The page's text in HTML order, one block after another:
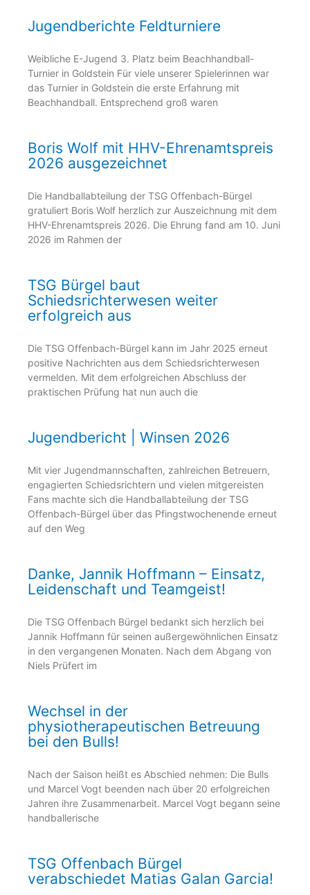
Jugendberichte Feldturniere
Weibliche E-Jugend 3. Platz beim Beachhandball-
Turnier in Goldstein Für viele unserer Spielerinnen war
das Turnier in Goldstein die erste Erfahrung mit
Beachhandball. Entsprechend groß waren
Boris Wolf mit HHV-Ehrenamtspreis
2026 ausgezeichnet
Die Handballabteilung der TSG Offenbach-Bürgel
gratuliert Boris Wolf herzlich zur Auszeichnung mit dem
HHV-Ehrenamtspreis 2026. Die Ehrung fand am 10. Juni
2026 im Rahmen der
TSG Bürgel baut
Schiedsrichterwesen weiter
erfolgreich aus
Die TSG Offenbach-Bürgel kann im Jahr 2025 erneut
positive Nachrichten aus dem Schiedsrichterwesen
vermelden. Mit dem erfolgreichen Abschluss der
praktischen Prüfung hat nun auch die
Jugendbericht | Winsen 2026
Mit vier Jugendmannschaften, zahlreichen Betreuern,
engagierten Schiedsrichtern und vielen mitgereisten
Fans machte sich die Handballabteilung der TSG
Offenbach-Bürgel über das Pfingstwochenende erneut
auf den Weg
Danke, Jannik Hoffmann – Einsatz,
Leidenschaft und Teamgeist!
Die TSG Offenbach Bürgel bedankt sich herzlich bei
Jannik Hoffmann für seinen außergewöhnlichen Einsatz
in den vergangenen Monaten. Nach dem Abgang von
Niels Prüfert im
Wechsel in der
physiotherapeutischen Betreuung
bei den Bulls!
Nach der Saison heißt es Abschied nehmen: Die Bulls
und Marcel Vogt beenden nach über 20 erfolgreichen
Jahren ihre Zusammenarbeit. Marcel Vogt begann seine
handballerische
TSG Offenbach Bürgel
verabschiedet Matias Galan Garcia!